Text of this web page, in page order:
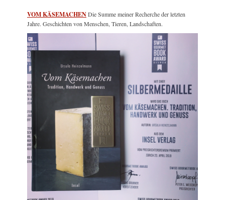
VOM KÄSEMACHENDie Summe meiner Recherche der letzten
Jahre. Geschichten von Menschen, Tieren, Landschaften.